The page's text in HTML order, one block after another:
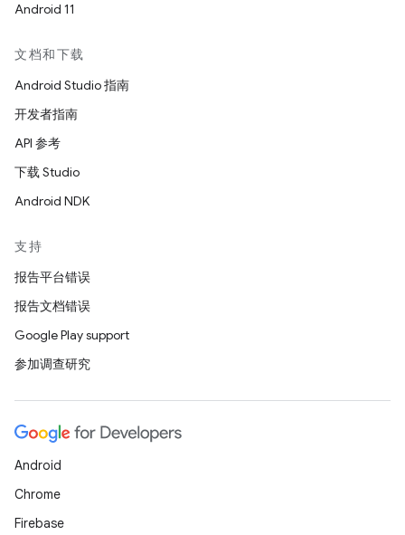
Android 11
文档和下载
Android Studio 指南
开发者指南
API 参考
下载 Studio
Android NDK
支持
报告平台错误
报告文档错误
Google Play support
参加调查研究
Android
Chrome
Firebase